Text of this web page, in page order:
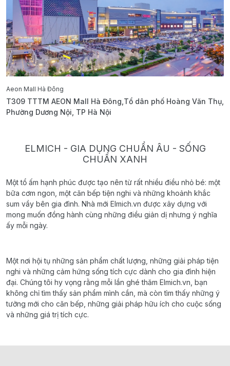
Aeon Mall Hà Đông
T309 TTTM AEON Mall Hà Đông,Tổ dân phố Hoàng Văn Thụ,
Phường Dương Nội, TP Hà Nội
ELMICH - GIA DỤNG CHUẨN ÂU - SỐNG
CHUẨN XANH
Một tổ ấm hạnh phúc được tạo nên từ rất nhiều điều nhỏ bé: một
bữa cơm ngon, một căn bếp tiện nghi và những khoảnh khắc
sum vầy bên gia đình. Nhà mới Elmich.vn được xây dựng với
mong muốn đồng hành cùng những điều giản dị nhưng ý nghĩa
ấy mỗi ngày.
Một nơi hội tụ những sản phẩm chất lượng, những giải pháp tiện
nghi và những cảm hứng sống tích cực dành cho gia đình hiện
đại. Chúng tôi hy vọng rằng mỗi lần ghé thăm Elmich.vn, bạn
không chỉ tìm thấy sản phẩm mình cần, mà còn tìm thấy những ý
tưởng mới cho căn bếp, những giải pháp hữu ích cho cuộc sống
và những giá trị tích cực.